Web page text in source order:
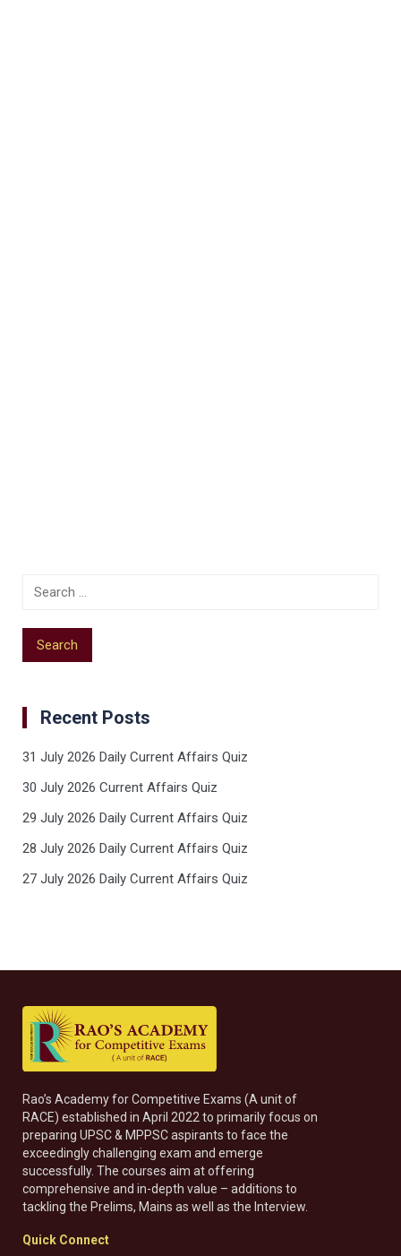
Recent Posts
31 July 2026 Daily Current Affairs Quiz
30 July 2026 Current Affairs Quiz
29 July 2026 Daily Current Affairs Quiz
28 July 2026 Daily Current Affairs Quiz
27 July 2026 Daily Current Affairs Quiz
Rao’s Academy for Competitive Exams (A unit of
RACE) established in April 2022 to primarily focus on
preparing UPSC & MPPSC aspirants to face the
exceedingly challenging exam and emerge
successfully. The courses aim at offering
comprehensive and in-depth value – additions to
tackling the Prelims, Mains as well as the Interview.
Quick Connect